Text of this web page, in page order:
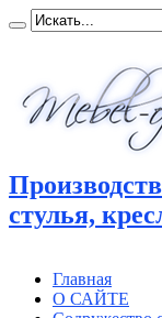
стулья,
Главная
О САЙТЕ